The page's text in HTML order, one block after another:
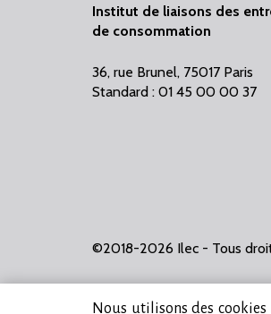
Institut de liaisons des
de consommation
36, rue Brunel, 75017 Paris
Standard : 01 45 00 00 37
©2018-2026 Ilec - Tous
Nous utilisons des